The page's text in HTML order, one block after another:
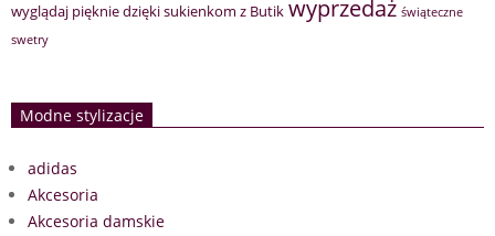
wyglądaj pięknie dzięki sukienkom z Butik wyprzedaż świąteczne
swetry
Modne stylizacje
adidas
Akcesoria
Akcesoria damskie